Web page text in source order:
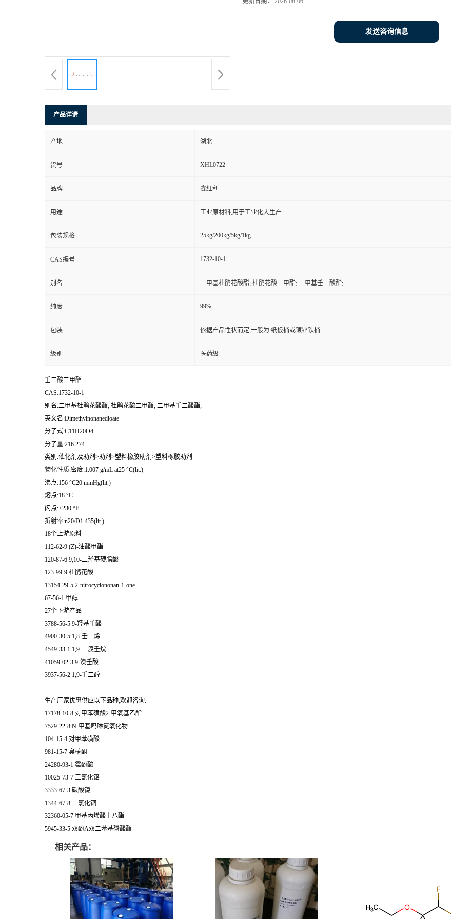
发送咨询信息
产品详请
产地 湖北
货号 XHL0722
品牌 鑫红利
用途 工业原材料,用于工业化大生产
包装规格 25kg/200kg/5kg/1kg
CAS编号 1732-10-1
别名 二甲基杜鹃花酸酯; 杜鹃花酸二甲酯; 二甲基壬二酸酯;
纯度 99%
包装 依据产品性状而定,一般为:纸板桶或镀锌铁桶
级别 医药级
壬二酸二甲酯
CAS:1732-10-1
别名:二甲基杜鹃花酸酯; 杜鹃花酸二甲酯; 二甲基壬二酸酯;
英文名:Dimethylnonanedioate
分子式:C11H20O4
分子量:216.274
类别:催化剂及助剂>助剂>塑料橡胶助剂>塑料橡胶助剂
物化性质:密度:1.007 g/mL at25 °C(lit.)
沸点:156 °C20 mmHg(lit.)
熔点:18 °C
闪点:>230 °F
折射率:n20/D1.435(lit.)
18个上游原料
112-62-9 (Z)-油酸甲酯
120-87-6 9,10-二羟基硬脂酸
123-99-9 杜鹃花酸
13154-29-5 2-nitrocyclononan-1-one
67-56-1 甲醇
27个下游产品
3788-56-5 9-羟基壬酸
4900-30-5 1,8-壬二烯
4549-33-1 1,9-二溴壬烷
41059-02-3 9-溴壬酸
3937-56-2 1,9-壬二醇
生产厂家优惠供应以下品种,欢迎咨询:
17178-10-8 对甲苯磺酸2-甲氧基乙酯
7529-22-8 N-甲基吗啉氮氧化物
104-15-4 对甲苯磺酸
981-15-7 臭椿酮
24280-93-1 霉酚酸
10025-73-7 三氯化铬
3333-67-3 碳酸镍
1344-67-8 二氯化铜
32360-05-7 甲基丙烯酸十八酯
5945-33-5 双酚A双二苯基磷酸酯
相关产品：